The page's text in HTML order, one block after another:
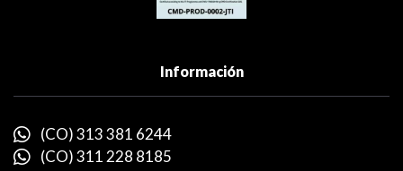
Información
(CO) 313 381 6244
(CO) 311 228 8185